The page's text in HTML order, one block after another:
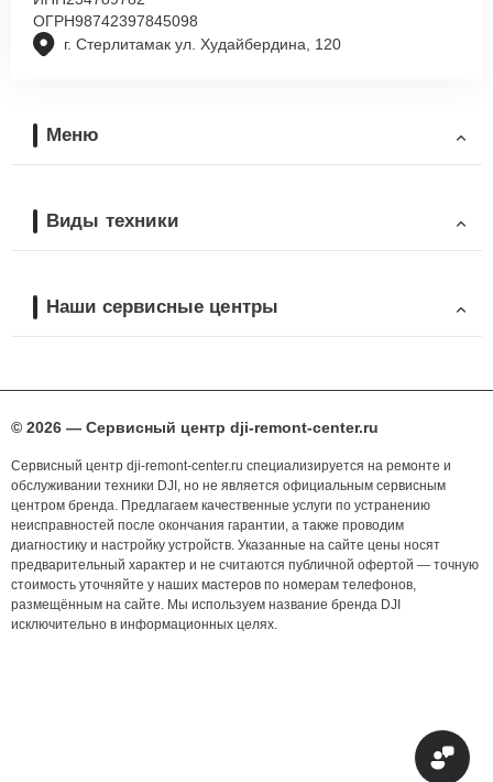
г. Стерлитамак ул. Худайбердина, 120
ОГРН98742397845098
Меню
Виды техники
Наши сервисные центры
© 2026 — Сервисный центр dji-remont-center.ru
Сервисный центр dji-remont-center.ru специализируется на ремонте и
обслуживании техники DJI, но не является официальным сервисным
центром бренда. Предлагаем качественные услуги по устранению
неисправностей после окончания гарантии, а также проводим
диагностику и настройку устройств. Указанные на сайте цены носят
предварительный характер и не считаются публичной офертой — точную
стоимость уточняйте у наших мастеров по номерам телефонов,
размещённым на сайте. Мы используем название бренда DJI
исключительно в информационных целях.